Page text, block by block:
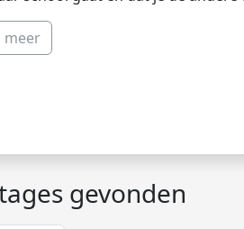
meer
gevonden